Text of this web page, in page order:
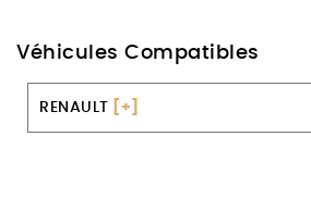
Véhicules Compatibles
RENAULT [+]